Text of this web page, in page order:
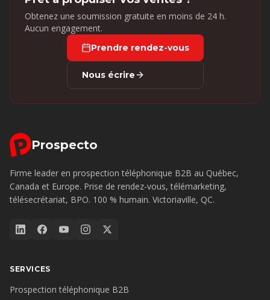
Obtenez une soumission gratuite en moins de 24 h.
Aucun engagement.
Prendre rendez-vous
Nous écrire
Prospecto
Firme leader en prospection téléphonique B2B au Québec,
Canada et Europe. Prise de rendez-vous, télémarketing,
télésecrétariat, BPO. 100 % humain. Victoriaville, QC.
SERVICES
Prospection téléphonique B2B